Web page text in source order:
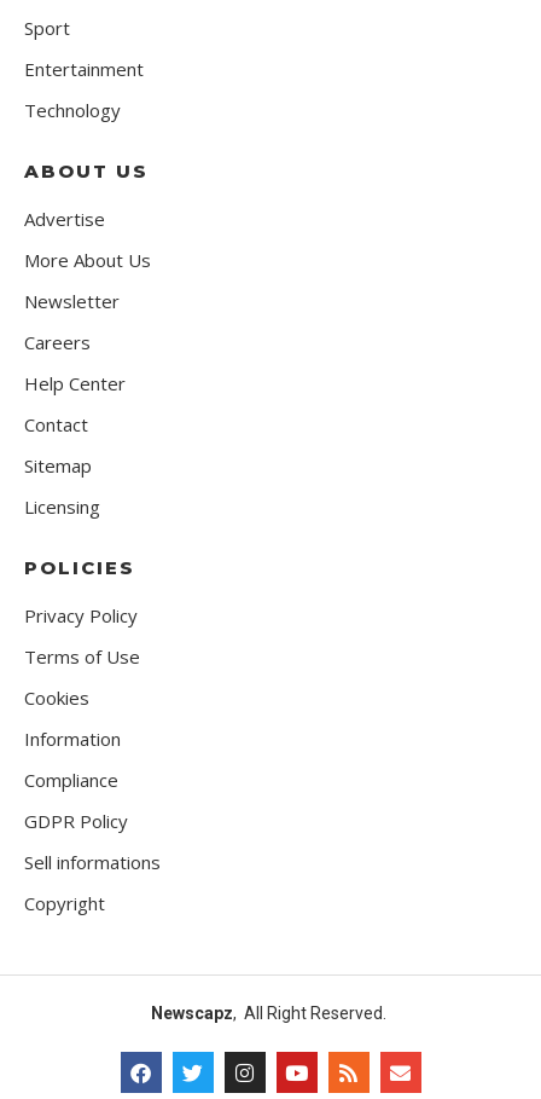
Sport
Entertainment
Technology
ABOUT US
Advertise
More About Us
Newsletter
Careers
Help Center
Contact
Sitemap
Licensing
POLICIES
Privacy Policy
Terms of Use
Cookies
Information
Compliance
GDPR Policy
Sell informations
Copyright
Newscapz, All Right Reserved.